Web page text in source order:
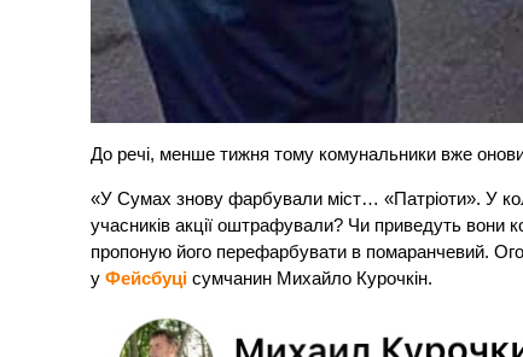
До речі, менше тижня тому комунальники вже
«У Сумах знову фарбували міст… «Патріоти». У
учасників акції оштрафували? Чи приведуть вони
пропоную його перефарбувати в помаранчевий.
уФейсбуці сумчанин Михайло Курочкін.